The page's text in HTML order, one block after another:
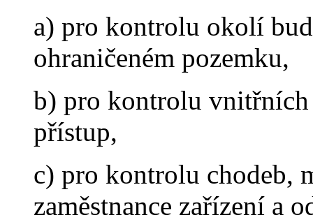
a) pro kontrolu okolí
ohraničeném pozemku,
b) pro kontrolu
přístup,
c) pro kontrolu chodeb,
zaměstnance zařízení a